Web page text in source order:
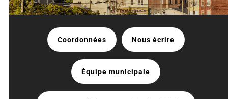
Coordonnées Nous écrire
Équipe municipale